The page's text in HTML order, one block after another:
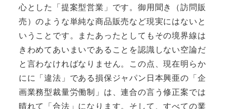
心とした「提案型営業」です。御用聞き（訪問販
売）のような単純な商品販売など現実にはないと
いうことです。またあったとしてもその境界線は
きわめてあいまいであることを認識しない空論だ
と言わなければなりません。この点、現在明らか
にに「違法」である損保ジャパン日本興亜の「企
画業務型裁量労働制」は、連合の言う修正案では
晴れて「合法」になります。そして、すべての業